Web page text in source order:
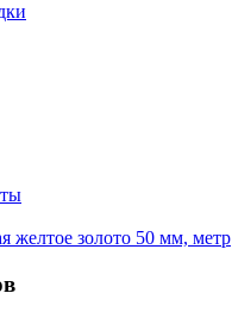
желтое золото 50 мм, метр